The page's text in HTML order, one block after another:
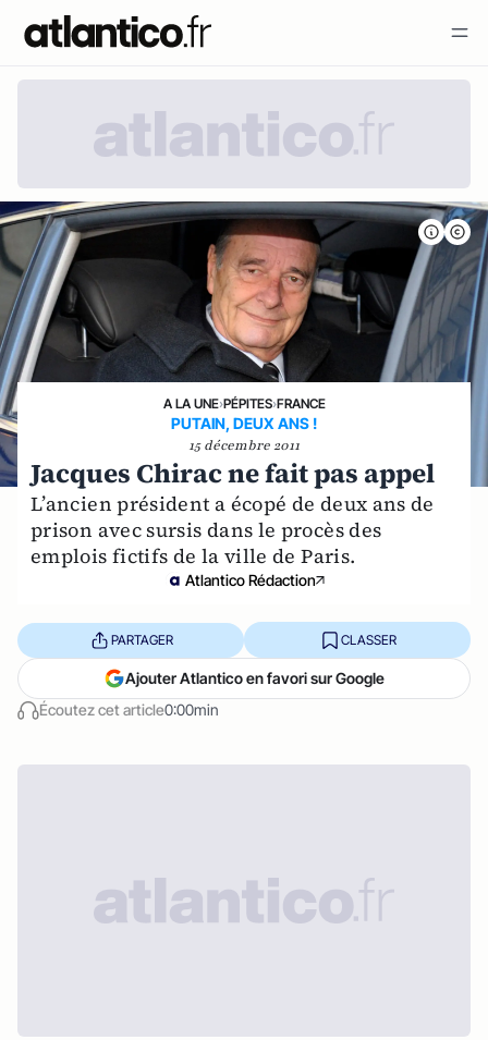
A LA UNE›PÉPITES›FRANCE
PUTAIN, DEUX ANS !
15 décembre 2011
Jacques Chirac ne fait pas appel
L’ancien président a écopé de deux ans de
prison avec sursis dans le procès des
emplois fictifs de la ville de Paris.
Atlantico Rédaction
Écoutez cet article0:00min
PARTAGER CLASSER
Ajouter Atlantico en favori sur Google